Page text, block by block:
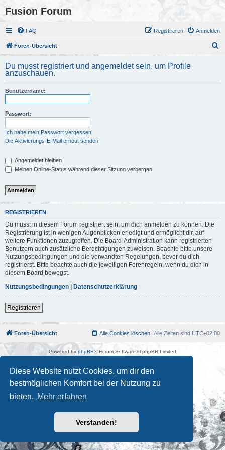
Diese Website nutzt Cookies, um dir den
bestmöglichen Komfort bei der Nutzung zu
bieten. Mehr erfahren
Verstanden!
Fusion Forum
FAQ Anmelden
Registrieren
Foren-Übersicht
h
Du musst registriert und angemeldet sein, um Profile
anzuschauen.
Benutzername:
Passwort:
Ich habe mein Passwort vergessen
Die Aktivierungs-E-Mail erneut senden
Angemeldet bleiben
Meinen Online-Status während dieser Sitzung verbergen
REGISTRIEREN
Du musst in diesem Forum registriert sein, um dich anmelden zu können. Die
Registrierung ist in wenigen Augenblicken erledigt und ermöglicht dir, auf
weitere Funktionen zuzugreifen. Die Board-Administration kann registrierten
Benutzern auch zusätzliche Berechtigungen zuweisen. Beachte bitte unsere
Nutzungsbedingungen und die verwandten Regelungen, bevor du dich
registrierst. Bitte beachte auch die jeweiligen Forenregeln, wenn du dich in
diesem Board bewegst.
Nutzungsbedingungen | Datenschutzerklärung
Registrieren
Foren-Übersicht Alle Zeiten sind UTC+02:00
Alle Cookies löschen
Powered by phpBB® Forum Software © phpBB Limited
Kulturkosmos Müritz e.V|Fusion Festival|Mastodon